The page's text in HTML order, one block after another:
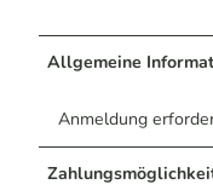
Allgemeine
Anmeldung